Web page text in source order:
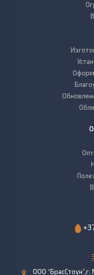
ООО “БрасСтоун”,г.